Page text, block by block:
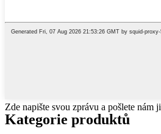
Zde napište svou zprávu a pošlete nám ji
Kategorie produktů